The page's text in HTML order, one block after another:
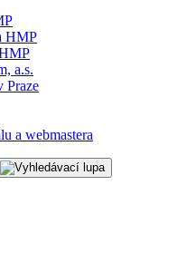
HMP
a.s.
Praze
a webmastera